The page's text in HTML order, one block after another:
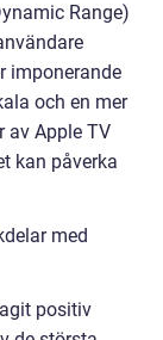
Range)
imponerande
och en mer
av Apple TV
kan påverka
med
positiv